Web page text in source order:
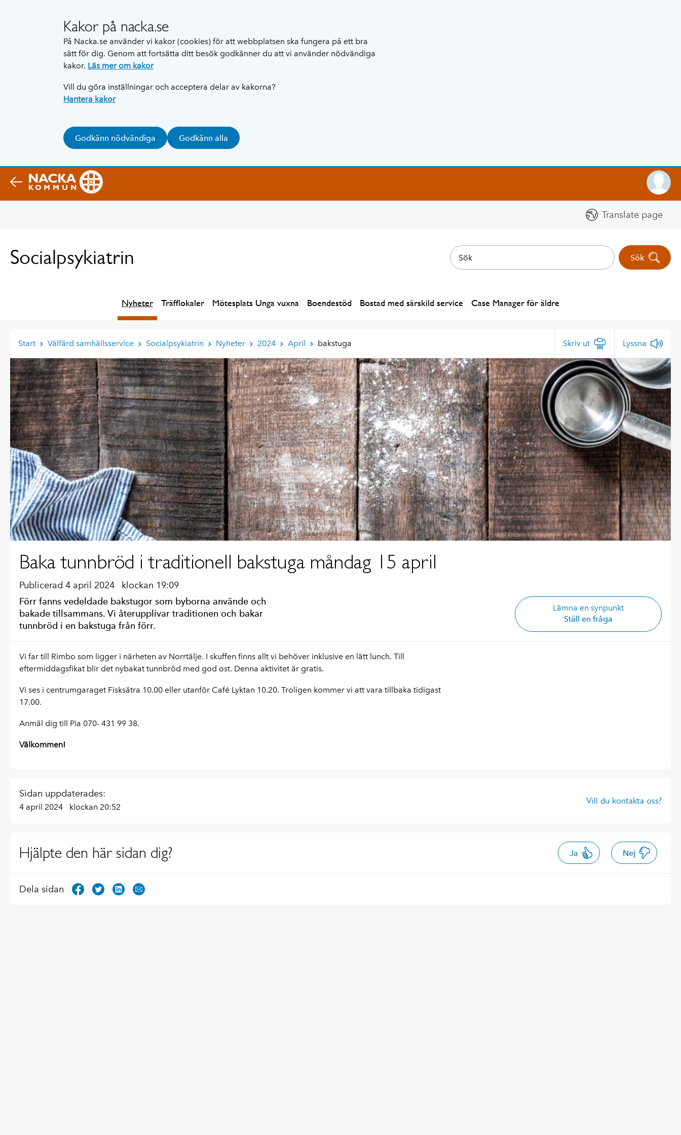
Kakor på nacka.se
På Nacka.se använder vi kakor (cookies) för att webbplatsen ska fungera på ett bra
sätt för dig. Genom att fortsätta ditt besök godkänner du att vi använder nödvändiga
kakor. Läs mer om kakor
Vill du göra inställningar och acceptera delar av kakorna?
Hantera kakor
Godkänn nödvändiga Godkänn alla
Translate page
Socialpsykiatrin Sök
Nyheter Träfflokaler Mötesplats Unga vuxna Boendestöd Bostad med särskild service Case Manager för äldre
Start Välfärd samhällsservice Socialpsykiatrin Nyheter 2024 April bakstuga Skriv ut Lyssna
Baka tunnbröd i traditionell bakstuga måndag 15 april
Publicerad 4 april 2024 klockan 19:09
Förr fanns vedeldade bakstugor som byborna använde och
bakade tillsammans. Vi återupplivar traditionen och bakar
tunnbröd i en bakstuga från förr.
Lämna en synpunkt
Ställ en fråga
Vi far till Rimbo som ligger i närheten av Norrtälje. I skuffen finns allt vi behöver inklusive en lätt lunch. Till
eftermiddagsfikat blir det nybakat tunnbröd med god ost. Denna aktivitet är gratis.
Vi ses i centrumgaraget Fisksätra 10.00 eller utanför Café Lyktan 10.20. Troligen kommer vi att vara tillbaka tidigast
17.00.
Anmäl dig till Pia 070- 431 99 38.
Välkommen!
Sidan uppdaterades:
4 april 2024 klockan 20:52
Vill du kontakta oss?
Hjälpte den här sidan dig? Ja Nej
Dela sidan